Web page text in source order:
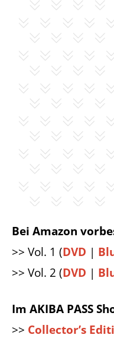
Bei Amazon
>> Vol. 1 (DVD |
>> Vol. 2 (DVD |
Im AKIBA PASS
>> Collector’s